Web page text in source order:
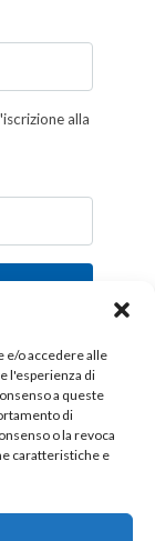
e/o accedere alle
l'esperienza di
a queste
di
o la revoca
caratteristiche e
alla